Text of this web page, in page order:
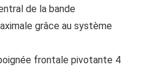
de la bande
grâce au système
frontale pivotante 4